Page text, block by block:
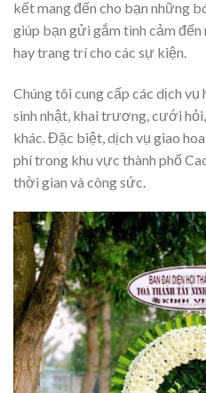
kết mang đến cho bạn những
giúp bạn gửi gắm tình cảm
hay trang trí cho các sự kiện.
Chúng tôi cung cấp các dịch
sinh nhật, khai trương, cưới
khác. Đặc biệt, dịch vụ giao
phí trong khu vực thành phố
thời gian và công sức.